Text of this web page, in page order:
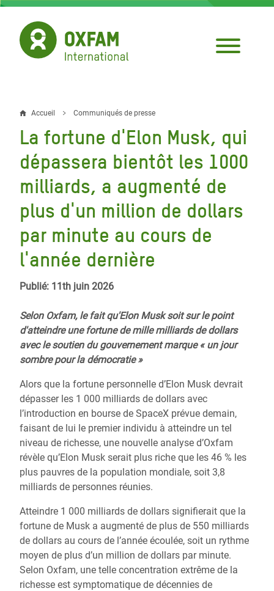
Aller
contenu
principal
Fil
d'Ariane
Accueil Communiqués de presse
La fortune d'Elon Musk, qui
dépassera bientôt les 1000
milliards, a augmenté de
plus d'un million de dollars
par minute au cours de
l'année dernière
Publié: 11th juin 2026
Selon Oxfam, le fait qu'Elon Musk soit sur le point
d'atteindre une fortune de mille milliards de dollars
avec le soutien du gouvernement marque « un jour
sombre pour la démocratie »
Alors que la fortune personnelle d’Elon Musk devrait
dépasser les 1 000 milliards de dollars avec
l’introduction en bourse de SpaceX prévue demain,
faisant de lui le premier individu à atteindre un tel
niveau de richesse, une nouvelle analyse d’Oxfam
révèle qu’Elon Musk serait plus riche que les 46 % les
plus pauvres de la population mondiale, soit 3,8
milliards de personnes réunies.
Atteindre 1 000 milliards de dollars signifierait que la
fortune de Musk a augmenté de plus de 550 milliards
de dollars au cours de l’année écoulée, soit un rythme
moyen de plus d’un million de dollars par minute.
Selon Oxfam, une telle concentration extrême de la
richesse est symptomatique de décennies de